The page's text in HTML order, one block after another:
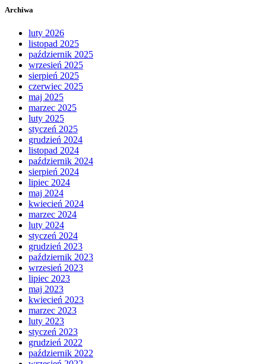
Archiwa
luty 2026
listopad 2025
październik 2025
wrzesień 2025
sierpień 2025
czerwiec 2025
maj 2025
marzec 2025
luty 2025
styczeń 2025
grudzień 2024
listopad 2024
październik 2024
sierpień 2024
lipiec 2024
maj 2024
kwiecień 2024
marzec 2024
luty 2024
styczeń 2024
grudzień 2023
październik 2023
wrzesień 2023
lipiec 2023
maj 2023
kwiecień 2023
marzec 2023
luty 2023
styczeń 2023
grudzień 2022
październik 2022